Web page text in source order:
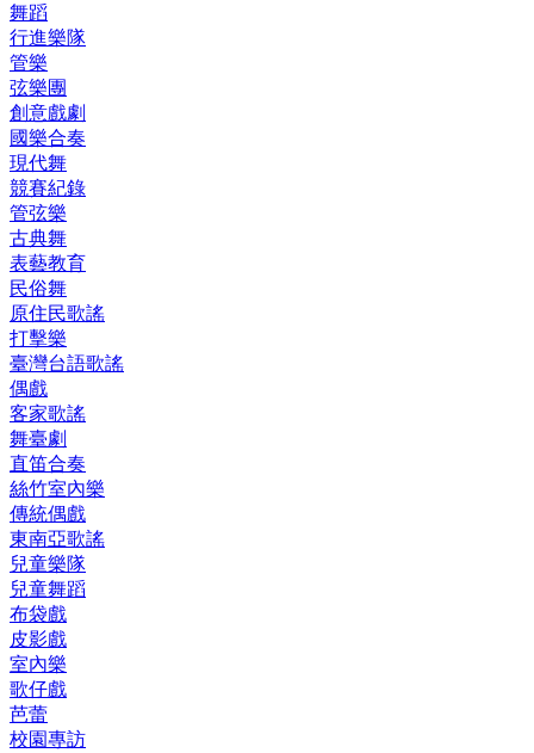
舞蹈
行進樂隊
管樂
弦樂團
創意戲劇
國樂合奏
現代舞
競賽紀錄
管弦樂
古典舞
表藝教育
民俗舞
原住民歌謠
打擊樂
臺灣台語歌謠
偶戲
客家歌謠
舞臺劇
直笛合奏
絲竹室內樂
傳統偶戲
東南亞歌謠
兒童樂隊
兒童舞蹈
布袋戲
皮影戲
室內樂
歌仔戲
芭蕾
校園專訪